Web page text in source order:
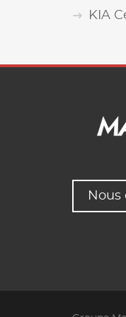
KIA
Nous